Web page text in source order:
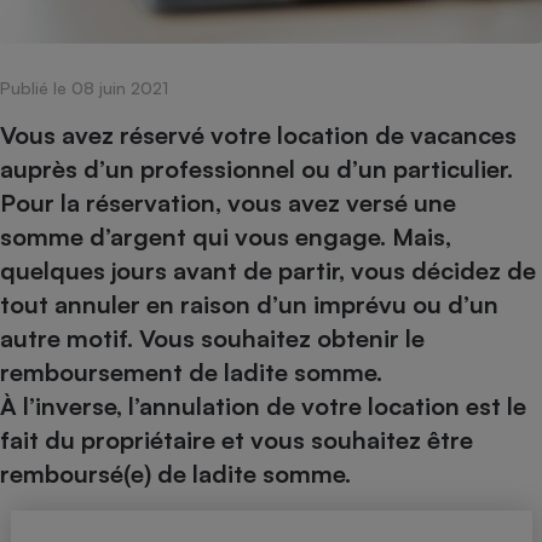
Publié le 08 juin 2021
Vous avez réservé votre location de vacances
auprès d’un professionnel ou d’un particulier.
Pour la réservation, vous avez versé une
somme d’argent qui vous engage. Mais,
quelques jours avant de partir, vous décidez de
tout annuler en raison d’un imprévu ou d’un
autre motif. Vous souhaitez obtenir le
remboursement de ladite somme.
À l’inverse, l’annulation de votre location est le
fait du propriétaire et vous souhaitez être
remboursé(e) de ladite somme.
Sécurité - Hygiène
Supermarché - Drive
Assurance
Mutuelle
Circulation routière
Moto
Comparateur auto
Supermarché - Drive
Comparatif
Comparatif plaque à
Comparatif hotte
Comparatif climatiseur
Comparatif aspirateur
Comparatif aspirateur
Comparatif cafetière
Comparatif robot cuiseur
Comparatif centrale
Électricité - Gaz
Comparatif casque audio
Comparatif barre de son
Comparatif imprimante
Comparatif ordinateur
Comparatif ultrabook
Comparatif tablette
Image et son
Comparatif tondeuse
Comparatif poêle à
Comparatif radiateur
Aménagement
Bricolage - Jardinage
Chauffage
Produit d'entretien
Hygiène - Beauté
Maladie - Médecine -
Système de santé -
Choisir son fioul
Choisir son pellet
Comparateur assurance emprunteur
Energie Moins Chère Ensemble
Tous les comparateurs
Toutes les cartes interactives
Speedtest - Testez le débit de votre